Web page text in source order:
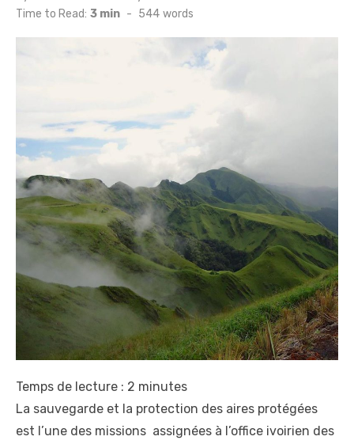
on
Time to Read: 3 min - 544 words
Temps de lecture : 2 minutes
La sauvegarde et la protection des aires protégées
est l’une des missions assignées à l’office ivoirien des